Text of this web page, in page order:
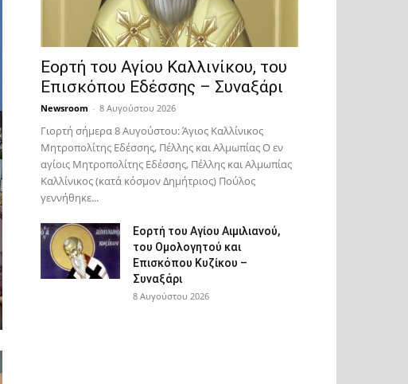
Εορτή του Αγίου Καλλινίκου, του
Επισκόπου Εδέσσης – Συναξάρι
Newsroom - 8 Αυγούστου 2026
Γιορτή σήμερα 8 Αυγούστου: Άγιος Καλλίνικος
Μητροπολίτης Εδέσσης, Πέλλης και Αλμωπίας Ο εν
αγίοις Μητροπολίτης Εδέσσης, Πέλλης και Αλμωπίας
Καλλίνικος (κατά κόσμον Δημήτριος) Πούλος
γεννήθηκε...
Εορτή του Αγίου Αιμιλιανού,
του Ομολογητού και
Επισκόπου Κυζίκου –
Συναξάρι
8 Αυγούστου 2026